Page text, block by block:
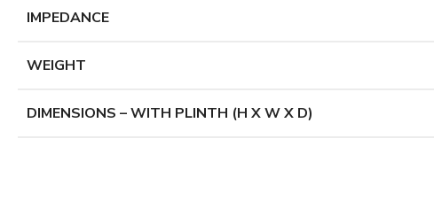
IMPEDANCE
WEIGHT
DIMENSIONS – WITH PLINTH (H X W X D)